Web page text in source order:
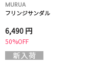
MURUA
フリンジサンダル
6,490 円
50%OFF